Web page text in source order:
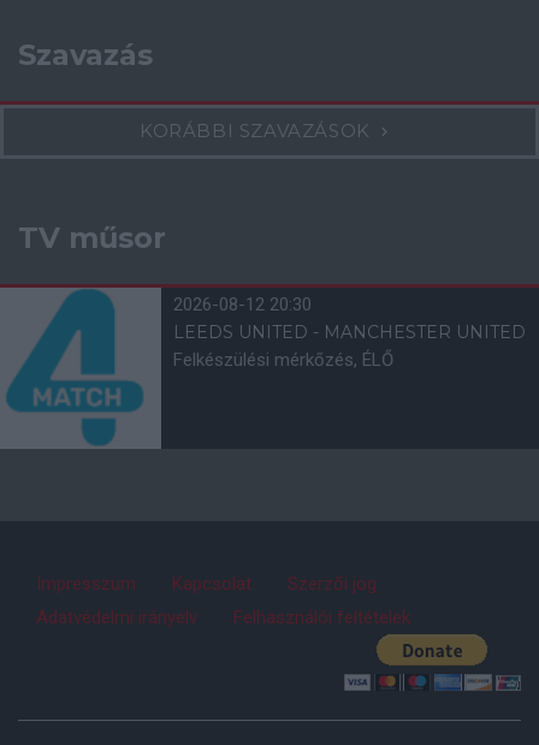
Szavazás
KORÁBBI SZAVAZÁSOK
TV műsor
2026-08-12 20:30
LEEDS UNITED - MANCHESTER UNITED
Felkészülési mérkőzés, ÉLŐ
Impresszum Kapcsolat
Szerzői jog
Adatvédelmi irányelv
Felhasználói feltételek